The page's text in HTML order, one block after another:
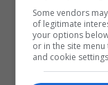
Some vendors
of legitimate
your options
or in the site
and cookie